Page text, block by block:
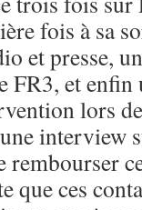
fois à sa
et presse,
FR3, et
lors
interview
que ces